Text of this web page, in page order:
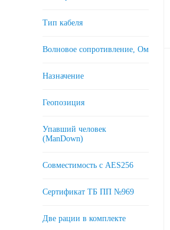
НЕОН (
Midland (1)
NSR (0)
Parus (0)
Roger (0)
Sirus (0)
Track ( 0)
Тип кабеля
Волновое сопротивление, Ом
Назначение
Геопозиция
Упавший человек
(ManDown)
Совместимость с AES256
Сертификат ТБ ПП №969
Две рации в комплекте